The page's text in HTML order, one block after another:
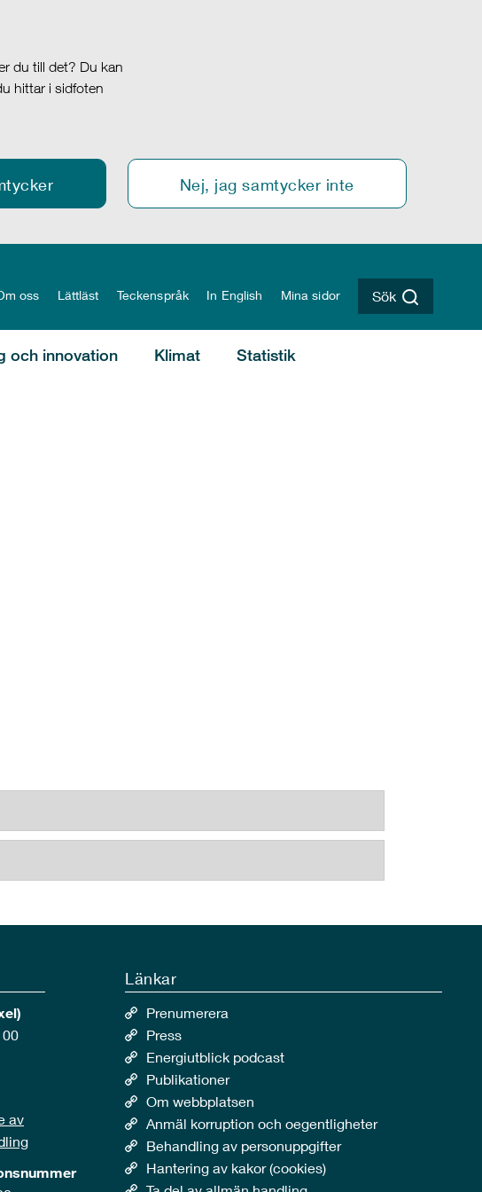
du till det? Du kan
hittar i sidfoten
Nej, jag samtycker inte
oss Lättläst Teckenspråk In English Mina sidor Sök
och innovation Klimat Statistik
av
Länkar
Prenumerera
Press
Energiutblick podcast
Publikationer
Om webbplatsen
Anmäl korruption och oegentligheter
Behandling av personuppgifter
Hantering av kakor (cookies)